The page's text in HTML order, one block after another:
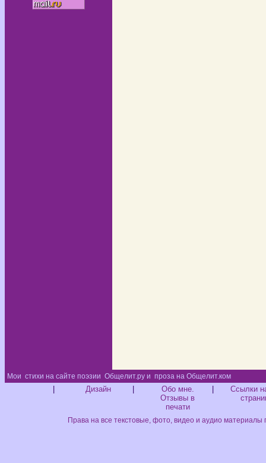
Мои стихи на сайте поэзии Общелит.ру и проза на Общелит.ком
Дизайн
Обо мне.
Отзывы в
печати
Ссылки
Права на все текстовые, фото, видео и аудио